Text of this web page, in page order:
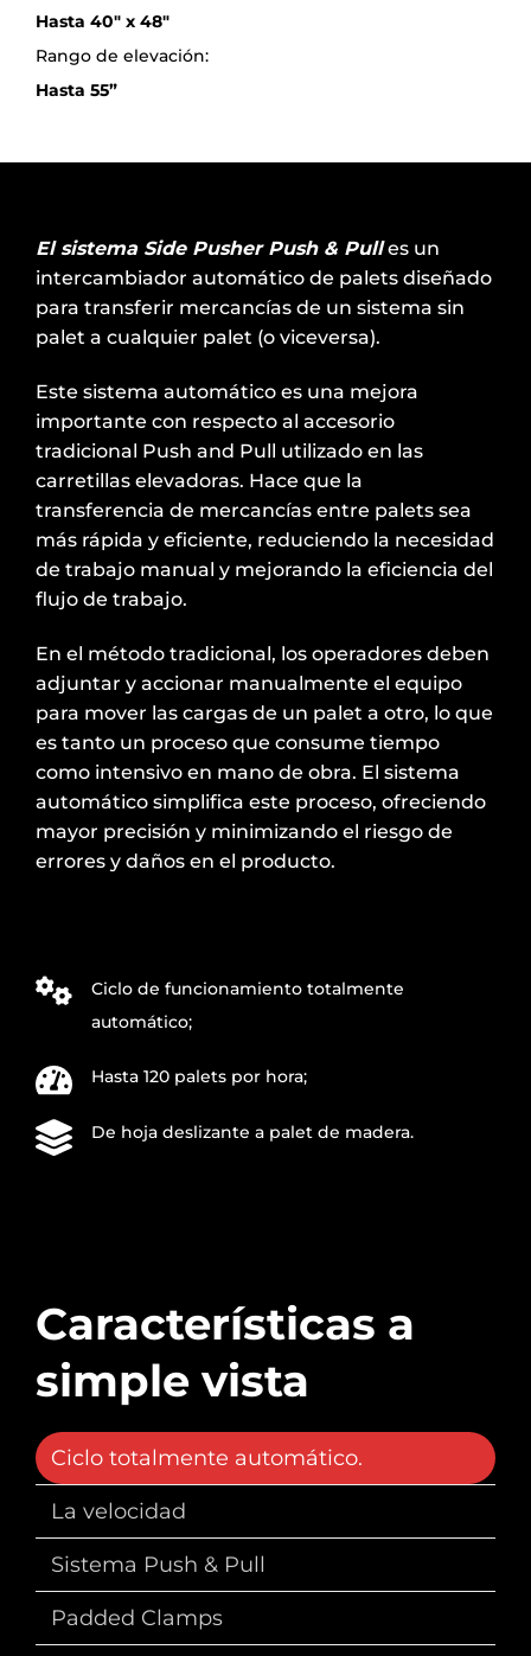
Hasta 40″ x 48″
Rango de elevación:
Hasta 55”
El sistema Side Pusher Push & Pull es un
intercambiador automático de palets diseñado
para transferir mercancías de un sistema sin
palet a cualquier palet (o viceversa).
Este sistema automático es una mejora
importante con respecto al accesorio
tradicional Push and Pull utilizado en las
carretillas elevadoras. Hace que la
transferencia de mercancías entre palets sea
más rápida y eficiente, reduciendo la necesidad
de trabajo manual y mejorando la eficiencia del
flujo de trabajo.
En el método tradicional, los operadores deben
adjuntar y accionar manualmente el equipo
para mover las cargas de un palet a otro, lo que
es tanto un proceso que consume tiempo
como intensivo en mano de obra. El sistema
automático simplifica este proceso, ofreciendo
mayor precisión y minimizando el riesgo de
errores y daños en el producto.
Ciclo de funcionamiento totalmente
automático;
Hasta 120 palets por hora;
De hoja deslizante a palet de madera.
Características a
simple vista
Ciclo totalmente automático.
La velocidad
Sistema Push & Pull
Padded Clamps